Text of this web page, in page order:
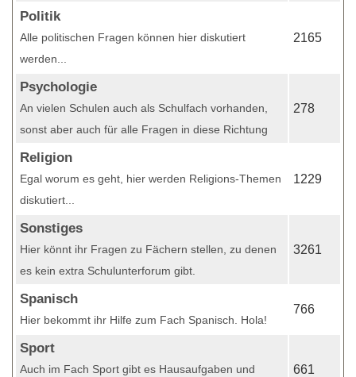
Politik
Alle politischen Fragen können hier diskutiert
werden...
2165
Psychologie
An vielen Schulen auch als Schulfach vorhanden,
sonst aber auch für alle Fragen in diese Richtung
278
Religion
Egal worum es geht, hier werden Religions-Themen
diskutiert...
1229
Sonstiges
Hier könnt ihr Fragen zu Fächern stellen, zu denen
es kein extra Schulunterforum gibt.
3261
Spanisch
Hier bekommt ihr Hilfe zum Fach Spanisch. Hola!
766
Sport
Auch im Fach Sport gibt es Hausaufgaben und
661